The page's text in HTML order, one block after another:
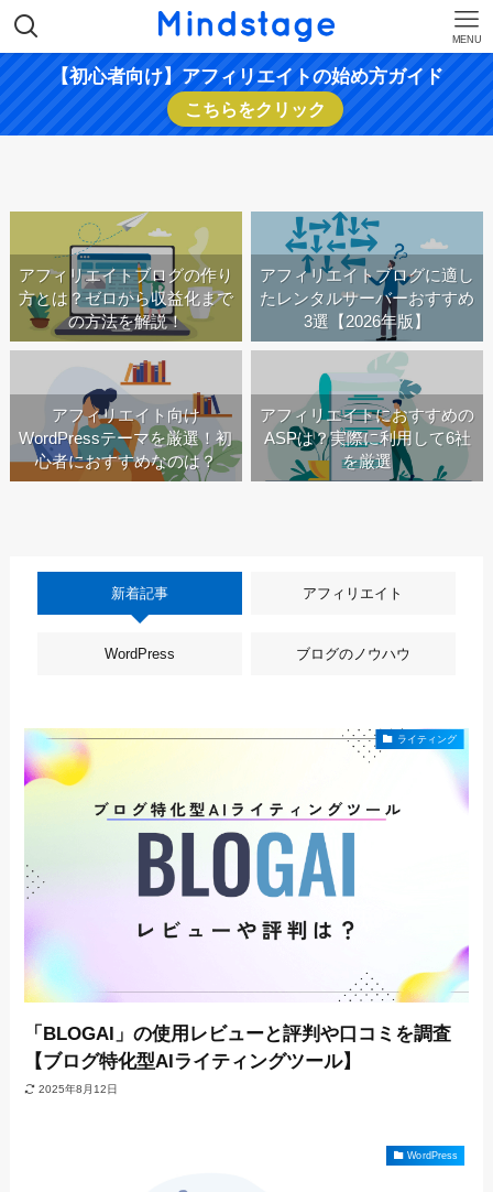
MENU
【初心者向け】アフィリエイトの始め方ガイド
こちらをクリック
アフィリエイトブログの作り
方とは？ゼロから収益化まで
の方法を解説！
アフィリエイトブログに適し
たレンタルサーバーおすすめ
3選【2026年版】
アフィリエイト向け
WordPressテーマを厳選！初
心者におすすめなのは？
アフィリエイトにおすすめの
ASPは？実際に利用して6社
を厳選
新着記事 アフィリエイト
WordPress ブログのノウハウ
ライティング
「BLOGAI」の使用レビューと評判や口コミを調査
【ブログ特化型AIライティングツール】
2025年8月12日
WordPress